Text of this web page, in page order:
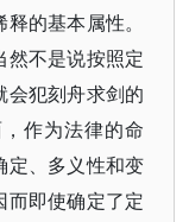
的基本属性。
然不是说按照定
会犯刻舟求剑的
作为法律的命
定、多义性和变
而即使确定了定